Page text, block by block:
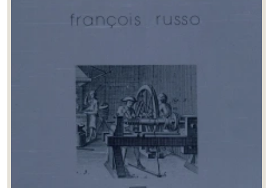
Χαράλαμπος Μπακιρτζής (0)
Χάρη Μπέλλου(1)
(0)
Χρήστος Δεσύλλας (1)